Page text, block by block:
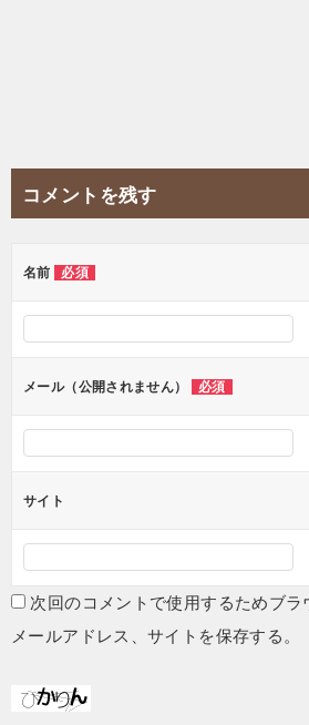
コメントを残す
名前 必須
メール（公開されません） 必須
サイト
次回のコメントで使用するためブラ
メールアドレス、サイトを保存する。